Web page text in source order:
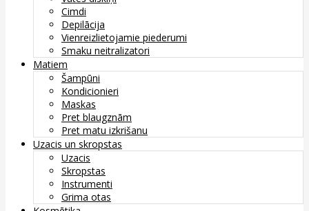
Cimdi
Depilācija
Vienreizlietojamie piederumi
Smaku neitralizatori
Matiem
Šampūni
Kondicionieri
Maskas
Pret blaugznām
Pret matu izkrišanu
Uzacis un skropstas
Uzacis
Skropstas
Instrumenti
Grima otas